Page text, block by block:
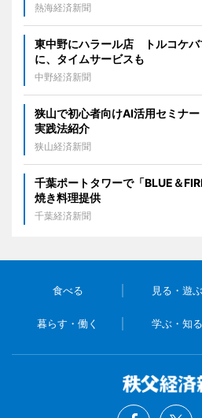
熱海経済新聞
東中野にハラール店 トルコケバ
に、タイムサービスも
中野経済新聞
狭山で初心者向けAI活用セミナ
実践法紹介
狭山経済新聞
千葉ポートタワーで「BLUE＆
焼き料理提供
千葉経済新聞
食べる 見る・遊ぶ
暮らす・働く 学ぶ・知る